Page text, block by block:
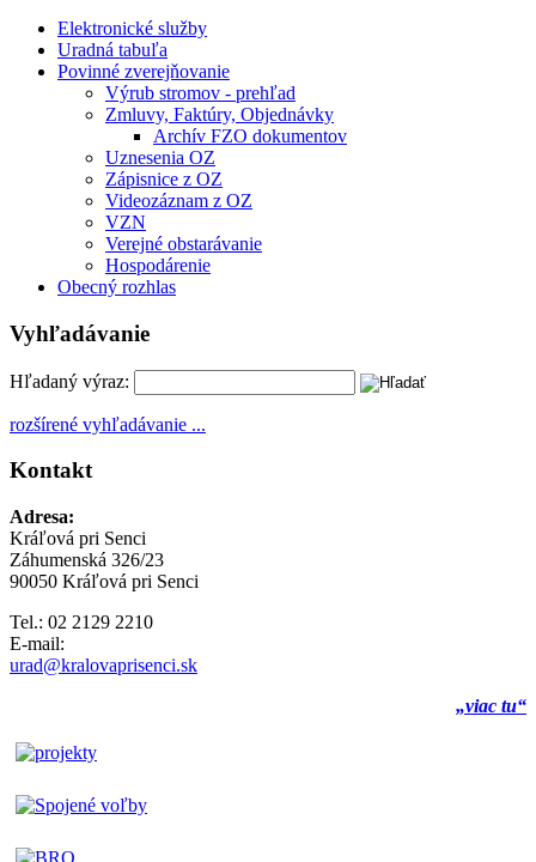
Elektronické služby
Uradná tabuľa
Povinné zverejňovanie
Výrub stromov - prehľad
Zmluvy, Faktúry, Objednávky
Archív FZO dokumentov
Uznesenia OZ
Zápisnice z OZ
Videozáznam z OZ
VZN
Verejné obstarávanie
Hospodárenie
Obecný rozhlas
Vyhľadávanie
Hľadaný výraz:
rozšírené vyhľadávanie ...
Kontakt
Adresa:
Kráľová pri Senci
Záhumenská 326/23
90050 Kráľová pri Senci
Tel.: 02 2129 2210
E-mail:
urad@kralovaprisenci.sk
„viac tu“